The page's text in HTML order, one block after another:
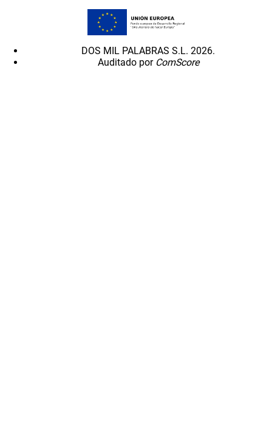
DOS MIL PALABRAS S.L. 2026.
Auditado por ComScore